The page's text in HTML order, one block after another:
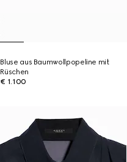
Bluse aus Baumwollpopeline mit
Rüschen
€ 1.100